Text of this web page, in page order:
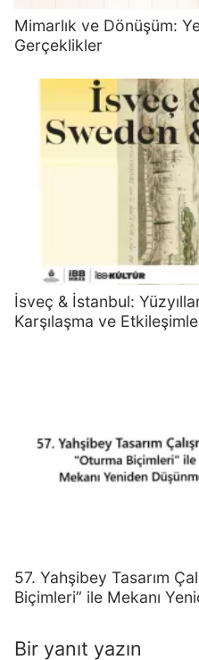
Mimarlık ve Dönüşüm:
Gerçeklikler
İsveç & İstanbul:
Karşılaşma ve
57. Yahşibey Tasarım
Biçimleri” ile Mekanı
Bir yanıt yazın